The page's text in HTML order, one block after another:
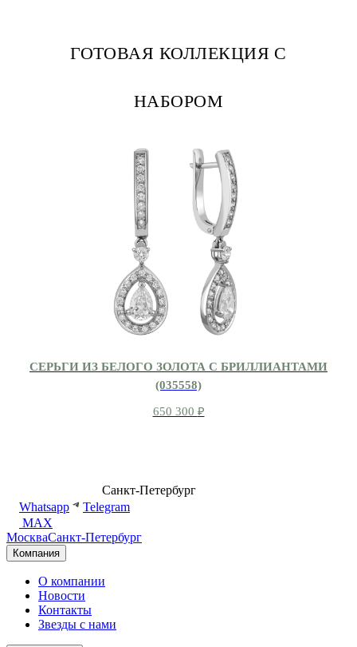
ГОТОВАЯ КОЛЛЕКЦИЯ С
НАБОРОМ
СЕРЬГИ ИЗ БЕЛОГО ЗОЛОТА С БРИЛЛИАНТАМИ
(035558)
650 300 ₽
Санкт-Петербург
Whatsapp
Telegram
MAX
МоскваСанкт-Петербург
Компания
О компании
Новости
Контакты
Звезды с нами